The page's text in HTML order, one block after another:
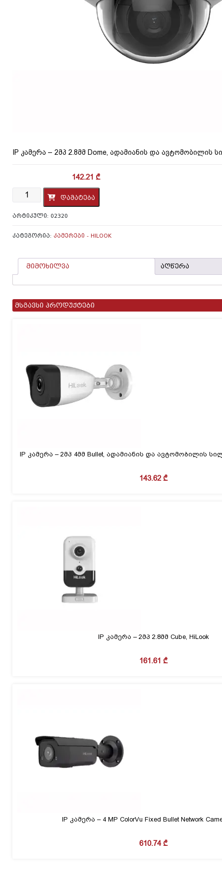
IP კამერა – 2მპ 2.8მმ Dome, ადამიანის და ავტომობილის
142.21 ₾
რაოდენობა:
-
2.8მმ
დამატება
ᲐᲠᲢᲘᲙᲣᲚᲘ: 02320
ᲙᲐᲢᲔᲒᲝᲠᲘᲐ: ᲙᲐᲛᲔᲠᲔᲑᲘ - HILOOK
მიმოხილვა აღწერა
მსგავსი პროდუქტები
IP კამერა – 2მპ 4მმ Bullet, ადამიანის და ავტომობილის
143.62₾
IP კამერა – 2მპ 2.8მმ Cube, HiLook
161.61 ₾
IP კამერა – 4 MP ColorVu Fixed Bullet Network
610.74₾